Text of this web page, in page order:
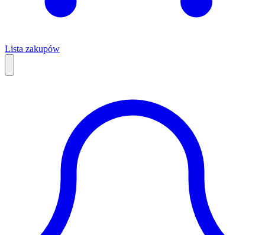
Lista zakupów